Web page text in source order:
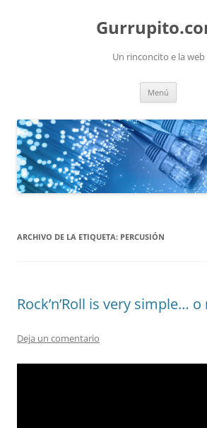
Un rinconcito e la web
Menú
ARCHIVO DE LA ETIQUETA: PERCUSIÓN
Rock’n’Roll is very simple… o
Deja un comentario